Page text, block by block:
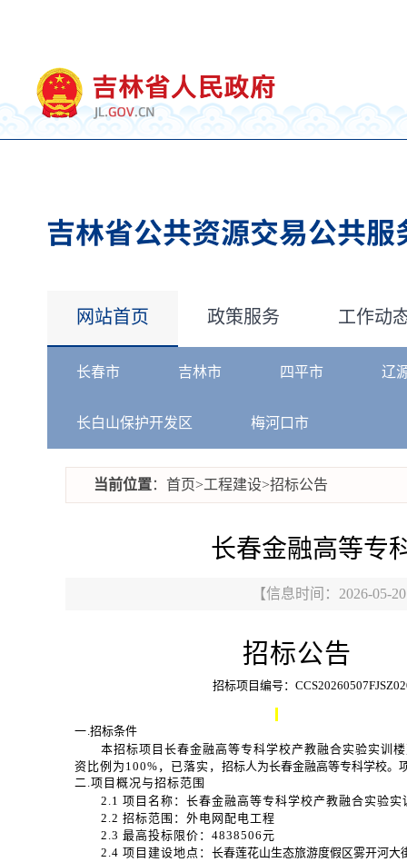
网站首页 政策服务 工作动
长春市 吉林市 四平市 辽
长白山保护开发区 梅河口市
当前位置： 首页>工程建设>招标公告
长春金融高等专
【信息时间：2026-05-
招标公告
招标项目编号：
一.招标条件
本招标项目 长春金融高等专科学校产教融合实验实训
资比例为 100%， 已落实， 招标人为长春金融高等专科学校。
二.项目概况与招标范 围
2.1 项目名称： 长春金融高等专科学校产教融合实验
2.2 招标范围： 外电网配电工程
2.3 最高投标限价：4838506元
2.4 项目建设地点： 长春莲花山生态旅游度假区雾开河大